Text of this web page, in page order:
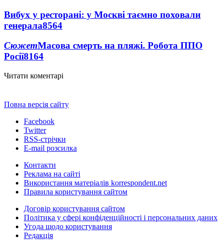
Вибух у ресторані: у Москві таємно поховали
генерала8564
СюжетМасова смерть на пляжі. Робота ППО
Росії8164
Читати коментарі
Повна версія сайту
Facebook
Twitter
RSS-стрічки
E-mail розсилка
Контакти
Реклама на сайті
Використання матеріалів korrespondent.net
Правила користування сайтом
Договір користування сайтом
Політика у сфері конфіденційності і персональних даних
Угода щодо користування
Редакція